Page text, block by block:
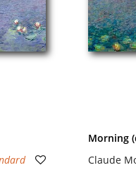
Morning
Claude